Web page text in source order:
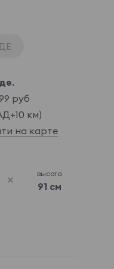
руб
км)
на карте
высота
91 см